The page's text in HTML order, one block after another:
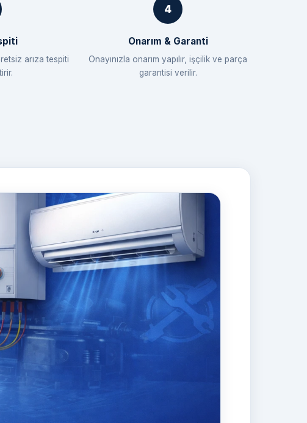
arıza tespiti
Onarım & Garanti
Onayınızla onarım yapılır, işçilik ve parça
garantisi verilir.